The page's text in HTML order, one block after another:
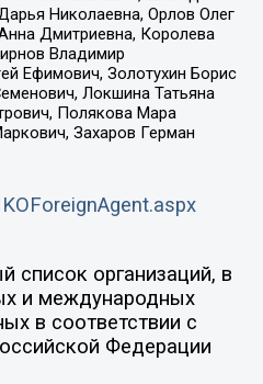
Николаевна, Орлов Олег
Дмитриевна, Королева
Владимир
Ефимович, Золотухин Борис
Локшина Татьяна
Полякова Мара
Захаров Герман
организаций, в
и международных
в соответствии с
Федерации